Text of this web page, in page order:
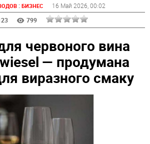
: БИЗНЕС 16 Май 2026 , 00:02
799
червоного вина
— продумана
виразного смаку